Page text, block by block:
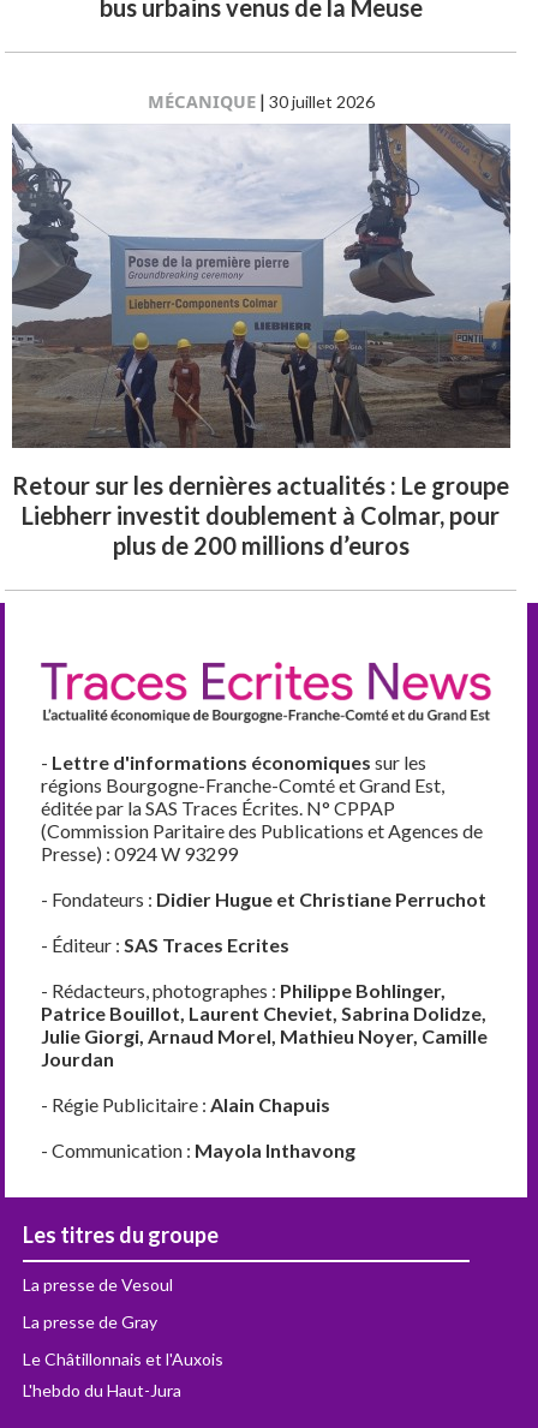
bus urbains venus de la Meuse
MÉCANIQUE| 30 juillet 2026
Retour sur les dernières actualités : Le groupe
Liebherr investit doublement à Colmar, pour
plus de 200 millions d’euros
- Lettre d'informations économiques sur les
régions Bourgogne-Franche-Comté et Grand Est,
éditée par la SAS Traces Écrites. N° CPPAP
(Commission Paritaire des Publications et Agences de
Presse) : 0924 W 93299
- Fondateurs : Didier Hugue et Christiane Perruchot
- Éditeur :SAS Traces Ecrites
- Rédacteurs, photographes : Philippe Bohlinger,
Patrice Bouillot, Laurent Cheviet, Sabrina Dolidze,
Julie Giorgi, Arnaud Morel, Mathieu Noyer, Camille
Jourdan
- Régie Publicitaire :Alain Chapuis
- Communication : Mayola Inthavong
Les titres du groupe
La presse de Vesoul
La presse de Gray
Le Châtillonnais et l'Auxois
L'hebdo du Haut-Jura